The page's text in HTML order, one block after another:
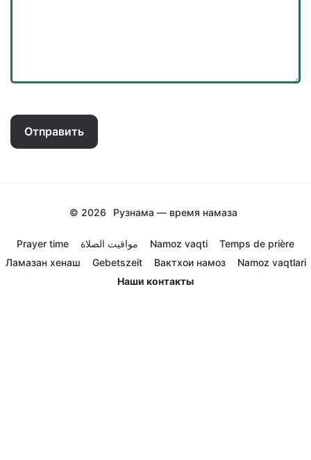
Отправить
© 2026 Рузнама — время намаза
Prayer time مواقيت الصلاة Namoz vaqti
Temps de prière
Ламазан хенаш
Gebetszeit Вактхои намоз
Namoz vaqtlari
Наши контакты